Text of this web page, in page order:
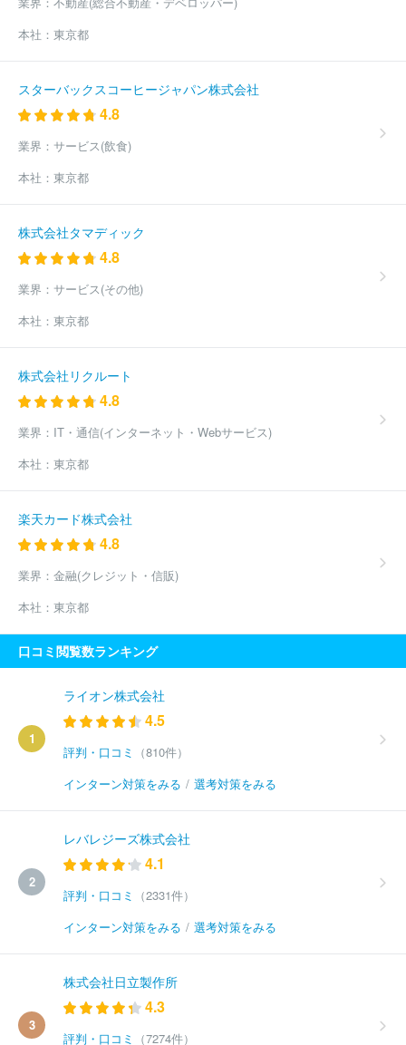
本社： 東京都
スターバックスコーヒージャパン株式会社
4.8
業界： サービス(飲食)
本社： 東京都
株式会社タマディック
4.8
業界： サービス(その他)
本社： 東京都
株式会社リクルート
4.8
業界： IT・通信(インターネット・Webサービス)
本社： 東京都
楽天カード株式会社
4.8
業界： 金融(クレジット・信販)
本社： 東京都
口コミ閲覧数ランキング
1
ライオン株式会社
4.5
評判・口コミ
（810件）
インターン対策をみる / 選考対策をみる
2
レバレジーズ株式会社
4.1
評判・口コミ
（2331件）
インターン対策をみる / 選考対策をみる
3
株式会社日立製作所
4.3
評判・口コミ
（7274件）